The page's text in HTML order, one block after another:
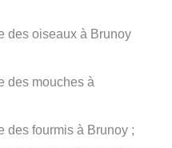
des oiseaux à Brunoy
des mouches à
des fourmis à Brunoy ;